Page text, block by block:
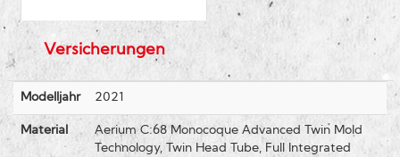
Versicherungen
Modelljahr 2021
Material
Aerium C:68 Monocoque Advanced Twin Mold
Technology, Twin Head Tube, Full Integrated